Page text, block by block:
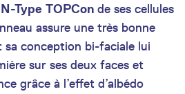
N-Type TOPCon de ses cellules
assure une très bonne
sa conception bi-faciale lui
sur ses deux faces et
grâce à l’effet d’albédo